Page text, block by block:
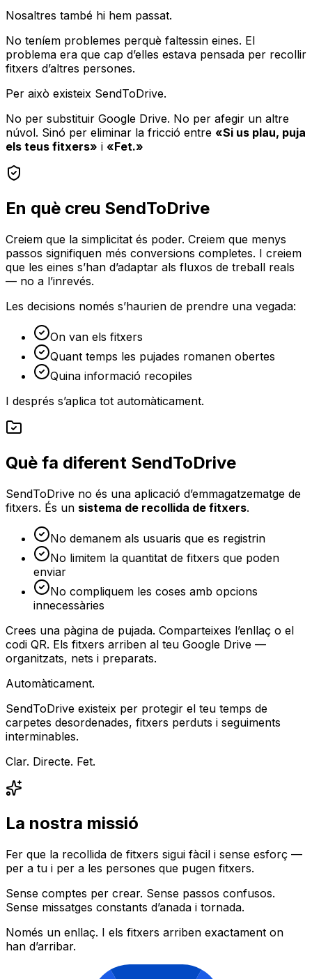
Nosaltres també hi hem passat.
No teníem problemes perquè faltessin eines. El
problema era que cap d’elles estava pensada per recollir
fitxers d’altres persones.
Per això existeix SendToDrive.
No per substituir Google Drive. No per afegir un altre
núvol. Sinó per eliminar la fricció entre «Si us plau, puja
els teus fitxers» i «Fet.»
En què creu SendToDrive
Creiem que la simplicitat és poder. Creiem que menys
passos signifiquen més conversions completes. I creiem
que les eines s’han d’adaptar als fluxos de treball reals
— no a l’inrevés.
Les decisions només s’haurien de prendre una vegada:
On van els fitxers
Quant temps les pujades romanen obertes
Quina informació recopiles
I després s’aplica tot automàticament.
Què fa diferent SendToDrive
SendToDrive no és una aplicació d’emmagatzematge de
fitxers. És un sistema de recollida de fitxers.
No demanem als usuaris que es registrin
No limitem la quantitat de fitxers que poden
enviar
No compliquem les coses amb opcions
innecessàries
Crees una pàgina de pujada. Comparteixes l’enllaç o el
codi QR. Els fitxers arriben al teu Google Drive —
organitzats, nets i preparats.
Automàticament.
SendToDrive existeix per protegir el teu temps de
carpetes desordenades, fitxers perduts i seguiments
interminables.
Clar. Directe. Fet.
La nostra missió
Fer que la recollida de fitxers sigui fàcil i sense esforç —
per a tu i per a les persones que pugen fitxers.
Sense comptes per crear. Sense passos confusos.
Sense missatges constants d’anada i tornada.
Només un enllaç. I els fitxers arriben exactament on
han d’arribar.